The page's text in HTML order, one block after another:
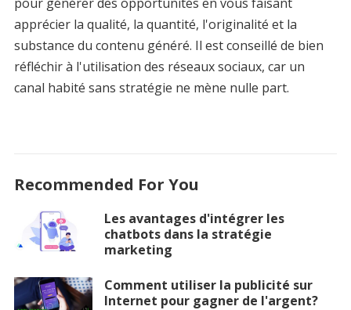
apprécier la qualité, la quantité, l'originalité et la
substance du contenu généré. Il est conseillé de bien
réfléchir à l'utilisation des réseaux sociaux, car un
canal habité sans stratégie ne mène nulle part.
Recommended For You
Les avantages d'intégrer les
chatbots dans la stratégie
marketing
Comment utiliser la publicité sur
Internet pour gagner de l'argent?